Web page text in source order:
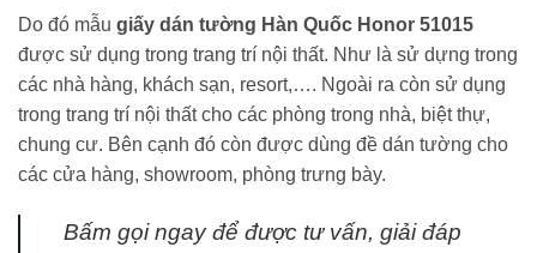
Do đó mẫu giấy dán tường Hàn Quốc Honor 51015
được sử dụng trong trang trí nội thất. Như là sử dựng trong
các nhà hàng, khách sạn, resort,…. Ngoài ra còn sử dụng
trong trang trí nội thất cho các phòng trong nhà, biệt thự,
chung cư. Bên cạnh đó còn được dùng đề dán tường cho
các cửa hàng, showroom, phòng trưng bày.
Bấm gọi ngay để được tư vấn, giải đáp